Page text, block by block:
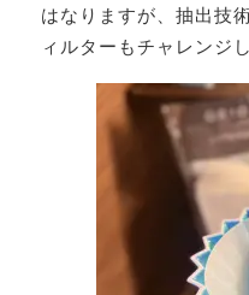
はなりますが、抽出技
ィルターもチャレンジ